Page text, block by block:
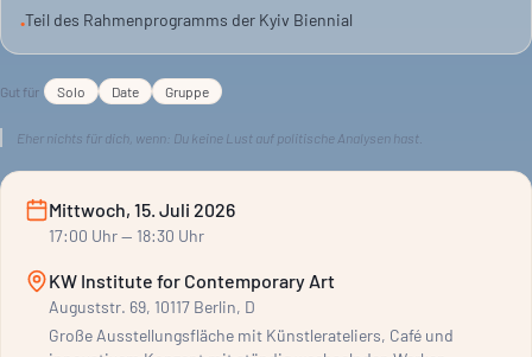
•Teil des Rahmenprogramms der Kyiv Biennial
Gut für Solo Date Gruppe
Eher nichts für dich, wenn: Du keine Lust auf politische Analysen hast.
Mittwoch, 15. Juli 2026
17:00 Uhr— 18:30 Uhr
KW Institute for Contemporary Art
Auguststr. 69, 10117 Berlin, D
Große Ausstellungsfläche mit Künstlerateliers, Café und